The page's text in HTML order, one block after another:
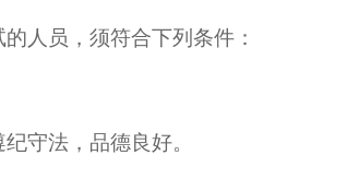
人员，须符合下列条件：
守法，品德良好。